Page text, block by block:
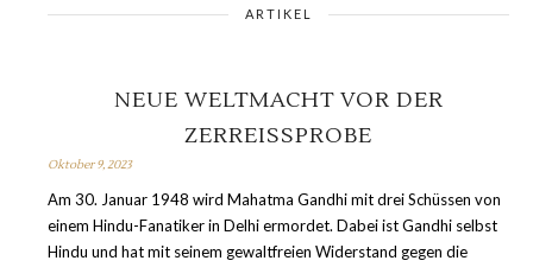
ARTIKEL
NEUE WELTMACHT VOR DER
ZERREISSPROBE
Oktober 9, 2023
Am 30. Januar 1948 wird Mahatma Gandhi mit drei Schüssen von
einem Hindu-Fanatiker in Delhi ermordet. Dabei ist Gandhi selbst
Hindu und hat mit seinem gewaltfreien Widerstand gegen die